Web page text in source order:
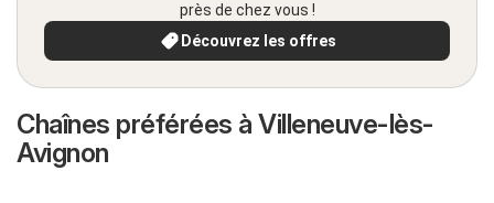
près de chez vous !
Découvrez les offres
Chaînes préférées à Villeneuve-lès-
Avignon